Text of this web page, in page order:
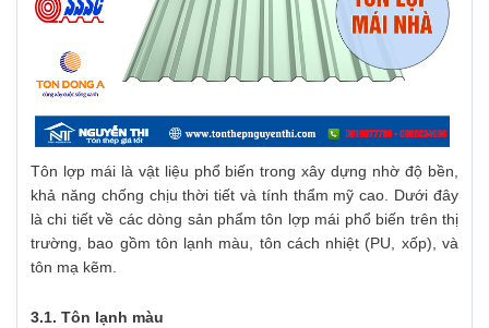
Tôn lợp mái là vật liệu phổ biến trong xây dựng nhờ độ bền,
khả năng chống chịu thời tiết và tính thẩm mỹ cao. Dưới đây
là chi tiết về các dòng sản phẩm tôn lợp mái phổ biến trên thị
trường, bao gồm tôn lạnh màu, tôn cách nhiệt (PU, xốp), và
tôn mạ kẽm.
3.1. Tôn lạnh màu